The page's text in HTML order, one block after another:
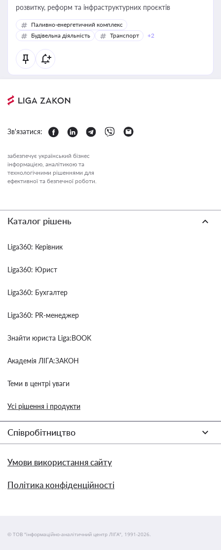
розвитку, реформ та інфраструктурних проєктів
Паливно-енергетичний комплекс
Будівельна діяльність
Транспорт +2
Зв'язатися:
забезпечує український бізнес
інформацією, аналітикою та
технологічними рішеннями для
ефективної та безпечної роботи.
Каталог рішень
Liga360: Керівник
Liga360: Юрист
Liga360: Бухгалтер
Liga360: PR-менеджер
Знайти юриста Liga:BOOK
Академія ЛІГА:ЗАКОН
Теми в центрі уваги
Усі рішення і продукти
Співробітництво
Умови використання сайту
Політика конфіденційності
© ТОВ "інформаційно-аналітичний центр ЛІГА", 1991-2026.